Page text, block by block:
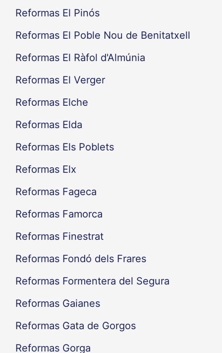
Reformas El Pinós
Reformas El Poble Nou de Benitatxell
Reformas El Ràfol d'Almúnia
Reformas El Verger
Reformas Elche
Reformas Elda
Reformas Els Poblets
Reformas Elx
Reformas Fageca
Reformas Famorca
Reformas Finestrat
Reformas Fondó dels Frares
Reformas Formentera del Segura
Reformas Gaianes
Reformas Gata de Gorgos
Reformas Gorga